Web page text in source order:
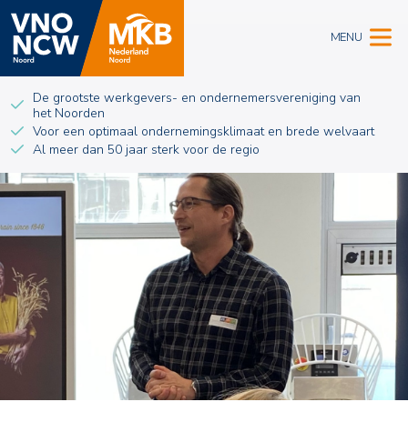
MENU
De grootste werkgevers- en ondernemersvereniging van
het Noorden
Voor een optimaal ondernemingsklimaat en brede welvaart
Al meer dan 50 jaar sterk voor de regio